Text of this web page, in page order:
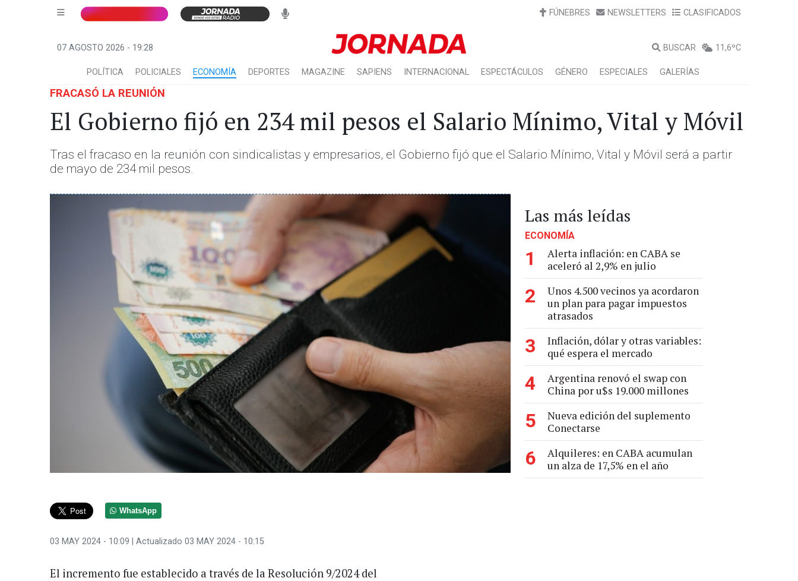
FÚNEBRES NEWSLETTERS CLASIFICADOS
07 AGOSTO 2026 - 19:28 BUSCAR 11,6ºC
POLÍTICA POLICIALES ECONOMÍA DEPORTES MAGAZINE SAPIENS INTERNACIONAL ESPECTÁCULOS GÉNERO ESPECIALES GALERÍAS
FRACASÓ LA REUNIÓN
El Gobierno fijó en 234 mil pesos el Salario Mínimo, Vital y Móvil
Tras el fracaso en la reunión con sindicalistas y empresarios, el Gobierno fijó que el Salario Mínimo, Vital y Móvil será a partir
de mayo de 234 mil pesos.
WhatsApp
03 MAY 2024 - 10:09 | Actualizado 03 MAY 2024 - 10:15
El incremento fue establecido a través de la Resolución 9/2024 del
Las más leídas
ECONOMÍA
1
Alerta inflación: en CABA se
aceleró al 2,9% en julio
2
Unos 4.500 vecinos ya acordaron
un plan para pagar impuestos
atrasados
3
Inflación, dólar y otras variables:
qué espera el mercado
4
Argentina renovó el swap con
China por u$s 19.000 millones
5
Nueva edición del suplemento
Conectarse
6
Alquileres: en CABA acumulan
un alza de 17,5% en el año